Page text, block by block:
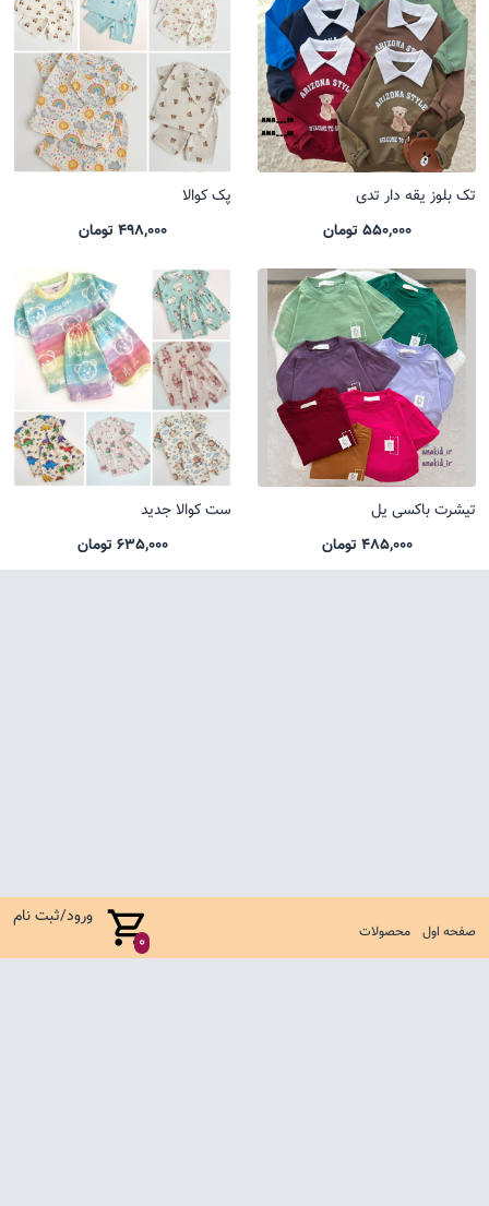
صفحه اول محصولات 0
ورود/ثبت نام
تک بلوز یقه دار تدی
550,000 تومان
پک کوالا
498,000 تومان
تیشرت باکسی یل
485,000 تومان
ست کوالا جدید
635,000 تومان